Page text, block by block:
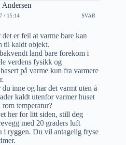
/ 15:14 SVAR
er feil at varme bare kan
til kaldt objekt.
land bare forekom i
verdens fysikk og
på varme kun fra varmere
inne og har det varmt uten å
kaldt utenfor varmer huset
temperatur?
her for litt siden, still deg
med 20 graders luft
i ryggen. Du vil antagelig fryse